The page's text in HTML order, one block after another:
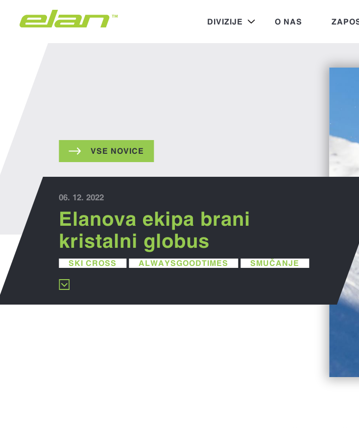
DIVIZIJE O NAS
VSE NOVICE
06. 12. 2022
Elanova ekipa brani
kristalni globus
SKI CROSS ALWAYSGOODTIMES SMUČANJE